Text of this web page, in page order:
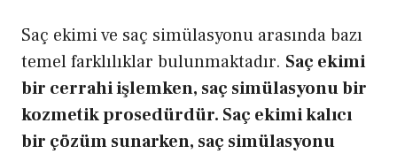
Saç ekimi ve saç simülasyonu arasında bazı
temel farklılıklar bulunmaktadır. Saç ekimi
bir cerrahi işlemken, saç simülasyonu bir
kozmetik prosedürdür. Saç ekimi kalıcı
bir çözüm sunarken, saç simülasyonu